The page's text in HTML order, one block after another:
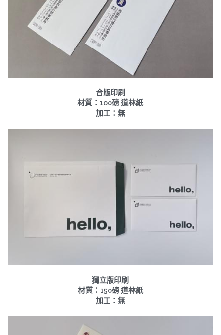
陳列架包裝
貼紙印刷
文宣品印刷
檔案上傳區
常見問題
註冊
Line 即時客服
合版印刷
材質：100磅 道林紙
加工：無
獨立版印刷
材質：150磅 道林紙
加工：無
公版掀蓋盒
公版派盒
公版酒盒
公版抽屜式提盒
公版雙扣提盒
素色系列公版盒